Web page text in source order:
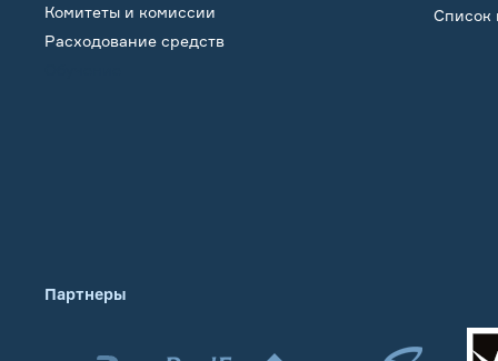
Комитеты и комиссии
Расходование средств
Список
Партнеры